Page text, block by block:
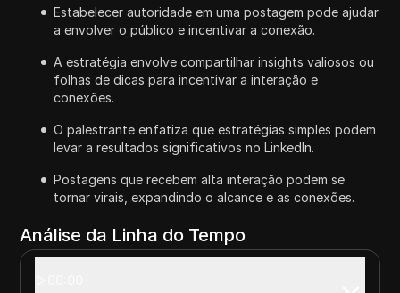
Estabelecer autoridade em uma postagem pode ajudar
a envolver o público e incentivar a conexão.
A estratégia envolve compartilhar insights valiosos ou
folhas de dicas para incentivar a interação e
conexões.
O palestrante enfatiza que estratégias simples podem
levar a resultados significativos no LinkedIn.
Postagens que recebem alta interação podem se
tornar virais, expandindo o alcance e as conexões.
Análise da Linha do Tempo